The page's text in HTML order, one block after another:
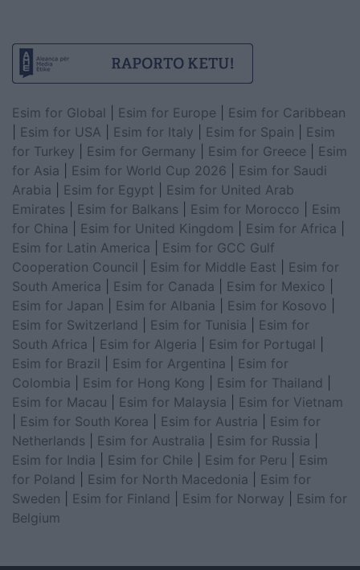
Esim for Global Esim for Europe
Esim for Caribbean
Esim for USA Esim for Italy Esim for Spain
Esim
for Turkey
Esim for Germany Esim for Greece
Esim
for Asia
Esim for World Cup 2026
Esim for Saudi
Arabia
Esim for Egypt
Esim for United Arab
Emirates
Esim for Balkans Esim for Morocco
Esim
for China
Esim for United Kingdom Esim for Africa
Esim for Latin America
Esim for GCC Gulf
Cooperation Council
Esim for Middle East
Esim for
South America
Esim for Canada Esim for Mexico
Esim for Japan
Esim for Albania Esim for Kosovo
Esim for Switzerland
Esim for Tunisia
Esim for
South Africa
Esim for Algeria Esim for Portugal
Esim for Brazil
Esim for Argentina
Esim for
Colombia
Esim for Hong Kong Esim for Thailand
Esim for Macau
Esim for Malaysia
Esim for Vietnam
Esim for South Korea Esim for Austria
Esim for
Netherlands
Esim for Australia Esim for Russia
Esim for India
Esim for Chile Esim for Peru
Esim
for Poland
Esim for North Macedonia
Esim for
Sweden
Esim for Finland Esim for Norway
Esim for
Belgium